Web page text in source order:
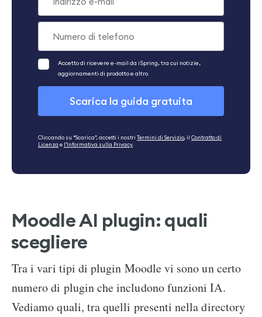
Cliccando su “Scarica”, accetti i nostri Termini di Servizio, il Contratto di
Licenza e l’Informativa sulla Privacy
Moodle AI plugin: quali
scegliere
Tra i vari tipi di plugin Moodle vi sono un certo
numero di plugin che includono funzioni IA.
Vediamo quali, tra quelli presenti nella directory